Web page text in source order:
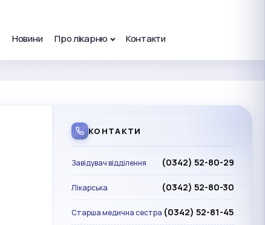
Новини Про лікарню Контакти
КОНТАКТИ
Завідувач відділення (0342) 52-80-29
Лікарська (0342) 52-80-30
Старша медична сестра (0342) 52-81-45